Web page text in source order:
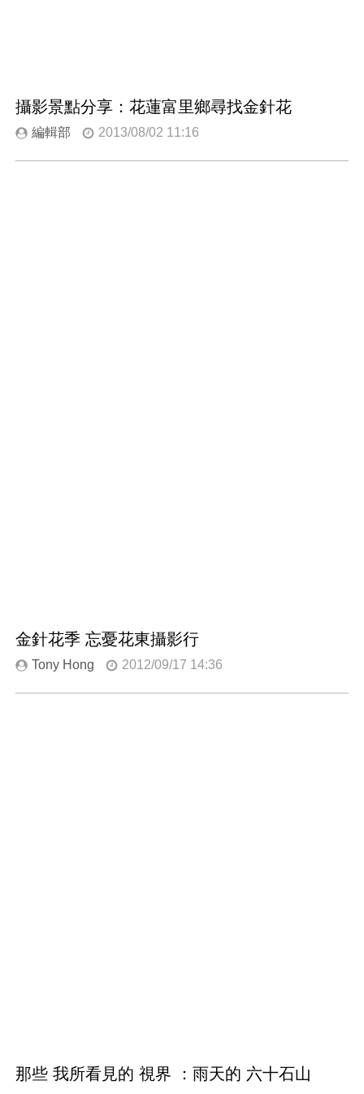
攝影景點分享：花蓮富里鄉尋找金針花
編輯部 2013/08/02 11:16
金針花季 忘憂花東攝影行
Tony Hong 2012/09/17 14:36
那些 我所看見的 視界 ：雨天的 六十石山